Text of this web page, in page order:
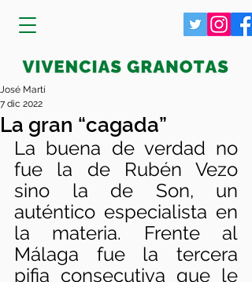
La gran “cagada”
José Martí
7 dic 2022
La buena de verdad no
fue la de Rubén Vezo
sino la de Son, un
auténtico especialista en
la materia. Frente al
Málaga fue la tercera
pifia consecutiva que le